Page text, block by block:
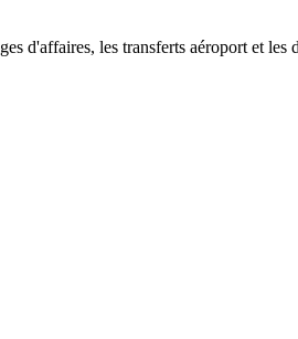
d'affaires, les transferts aéroport et les